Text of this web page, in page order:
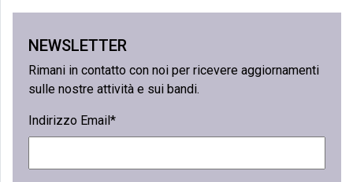
NEWSLETTER
Rimani in contatto con noi per ricevere aggiornamenti
sulle nostre attività e sui bandi.
Indirizzo Email*